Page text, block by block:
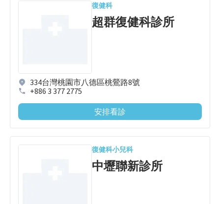
復健科
超群復健科診所
334台灣桃園市八德區桃鶯路8號
+886 3 377 2775
安排看診
復健科小兒科
中壢聯新診所